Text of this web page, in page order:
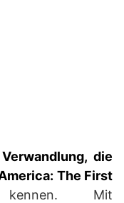
Verwandlung, die
The First
Mit